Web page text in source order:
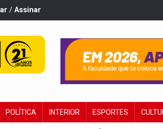
/ Assinar
POLÍTICA INTERIOR ESPORTES